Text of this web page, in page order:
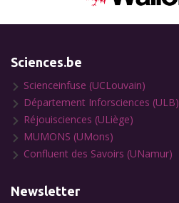
Sciences.be
Scienceinfuse (UCLouvain)
Département Inforsciences (ULB)
Réjouisciences (ULiège)
MUMONS (UMons)
Confluent des Savoirs (UNamur)
Newsletter